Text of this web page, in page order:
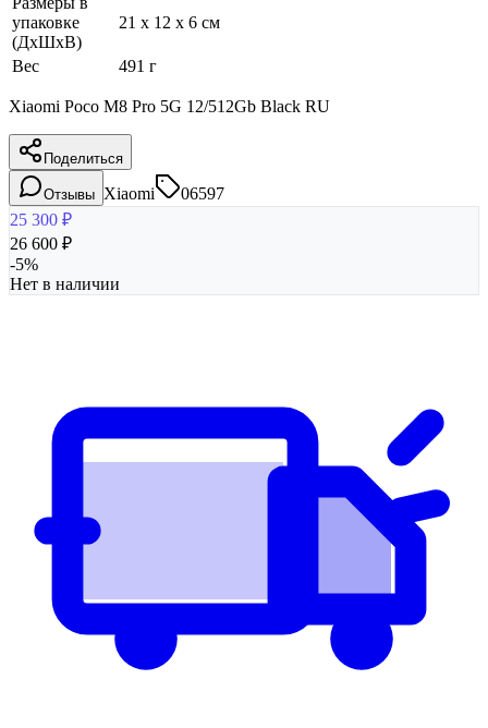
упаковке
(ДхШхВ)
21 x 12 x 6 см
Вес 491 г
Xiaomi Poco M8 Pro 5G 12/512Gb Black RU
Поделиться
Отзывы Xiaomi
06597
25 300 ₽
26 600 ₽
-5%
Нет в наличии